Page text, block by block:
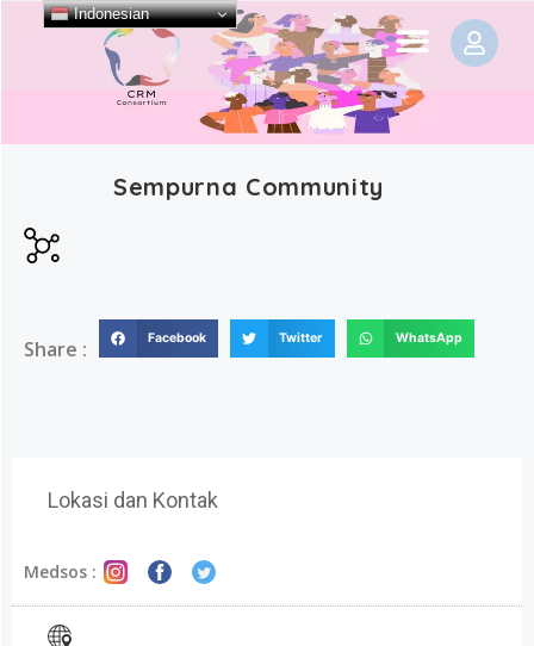
Sempurna Community
Share : Facebook Twitter WhatsApp
Lokasi dan Kontak
Medsos :
Indonesian